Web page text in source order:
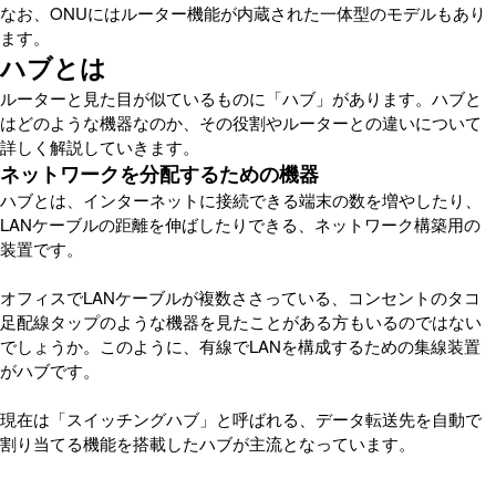
なお、ONUにはルーター機能が内蔵された一体型のモデルもあり
ます。
ハブとは
ルーターと見た目が似ているものに「ハブ」があります。ハブと
はどのような機器なのか、その役割やルーターとの違いについて
詳しく解説していきます。
ネットワークを分配するための機器
ハブとは、インターネットに接続できる端末の数を増やしたり、
LANケーブルの距離を伸ばしたりできる、ネットワーク構築用の
装置です。
オフィスでLANケーブルが複数ささっている、コンセントのタコ
足配線タップのような機器を見たことがある方もいるのではない
でしょうか。このように、有線でLANを構成するための集線装置
がハブです。
現在は「スイッチングハブ」と呼ばれる、データ転送先を自動で
割り当てる機能を搭載したハブが主流となっています。